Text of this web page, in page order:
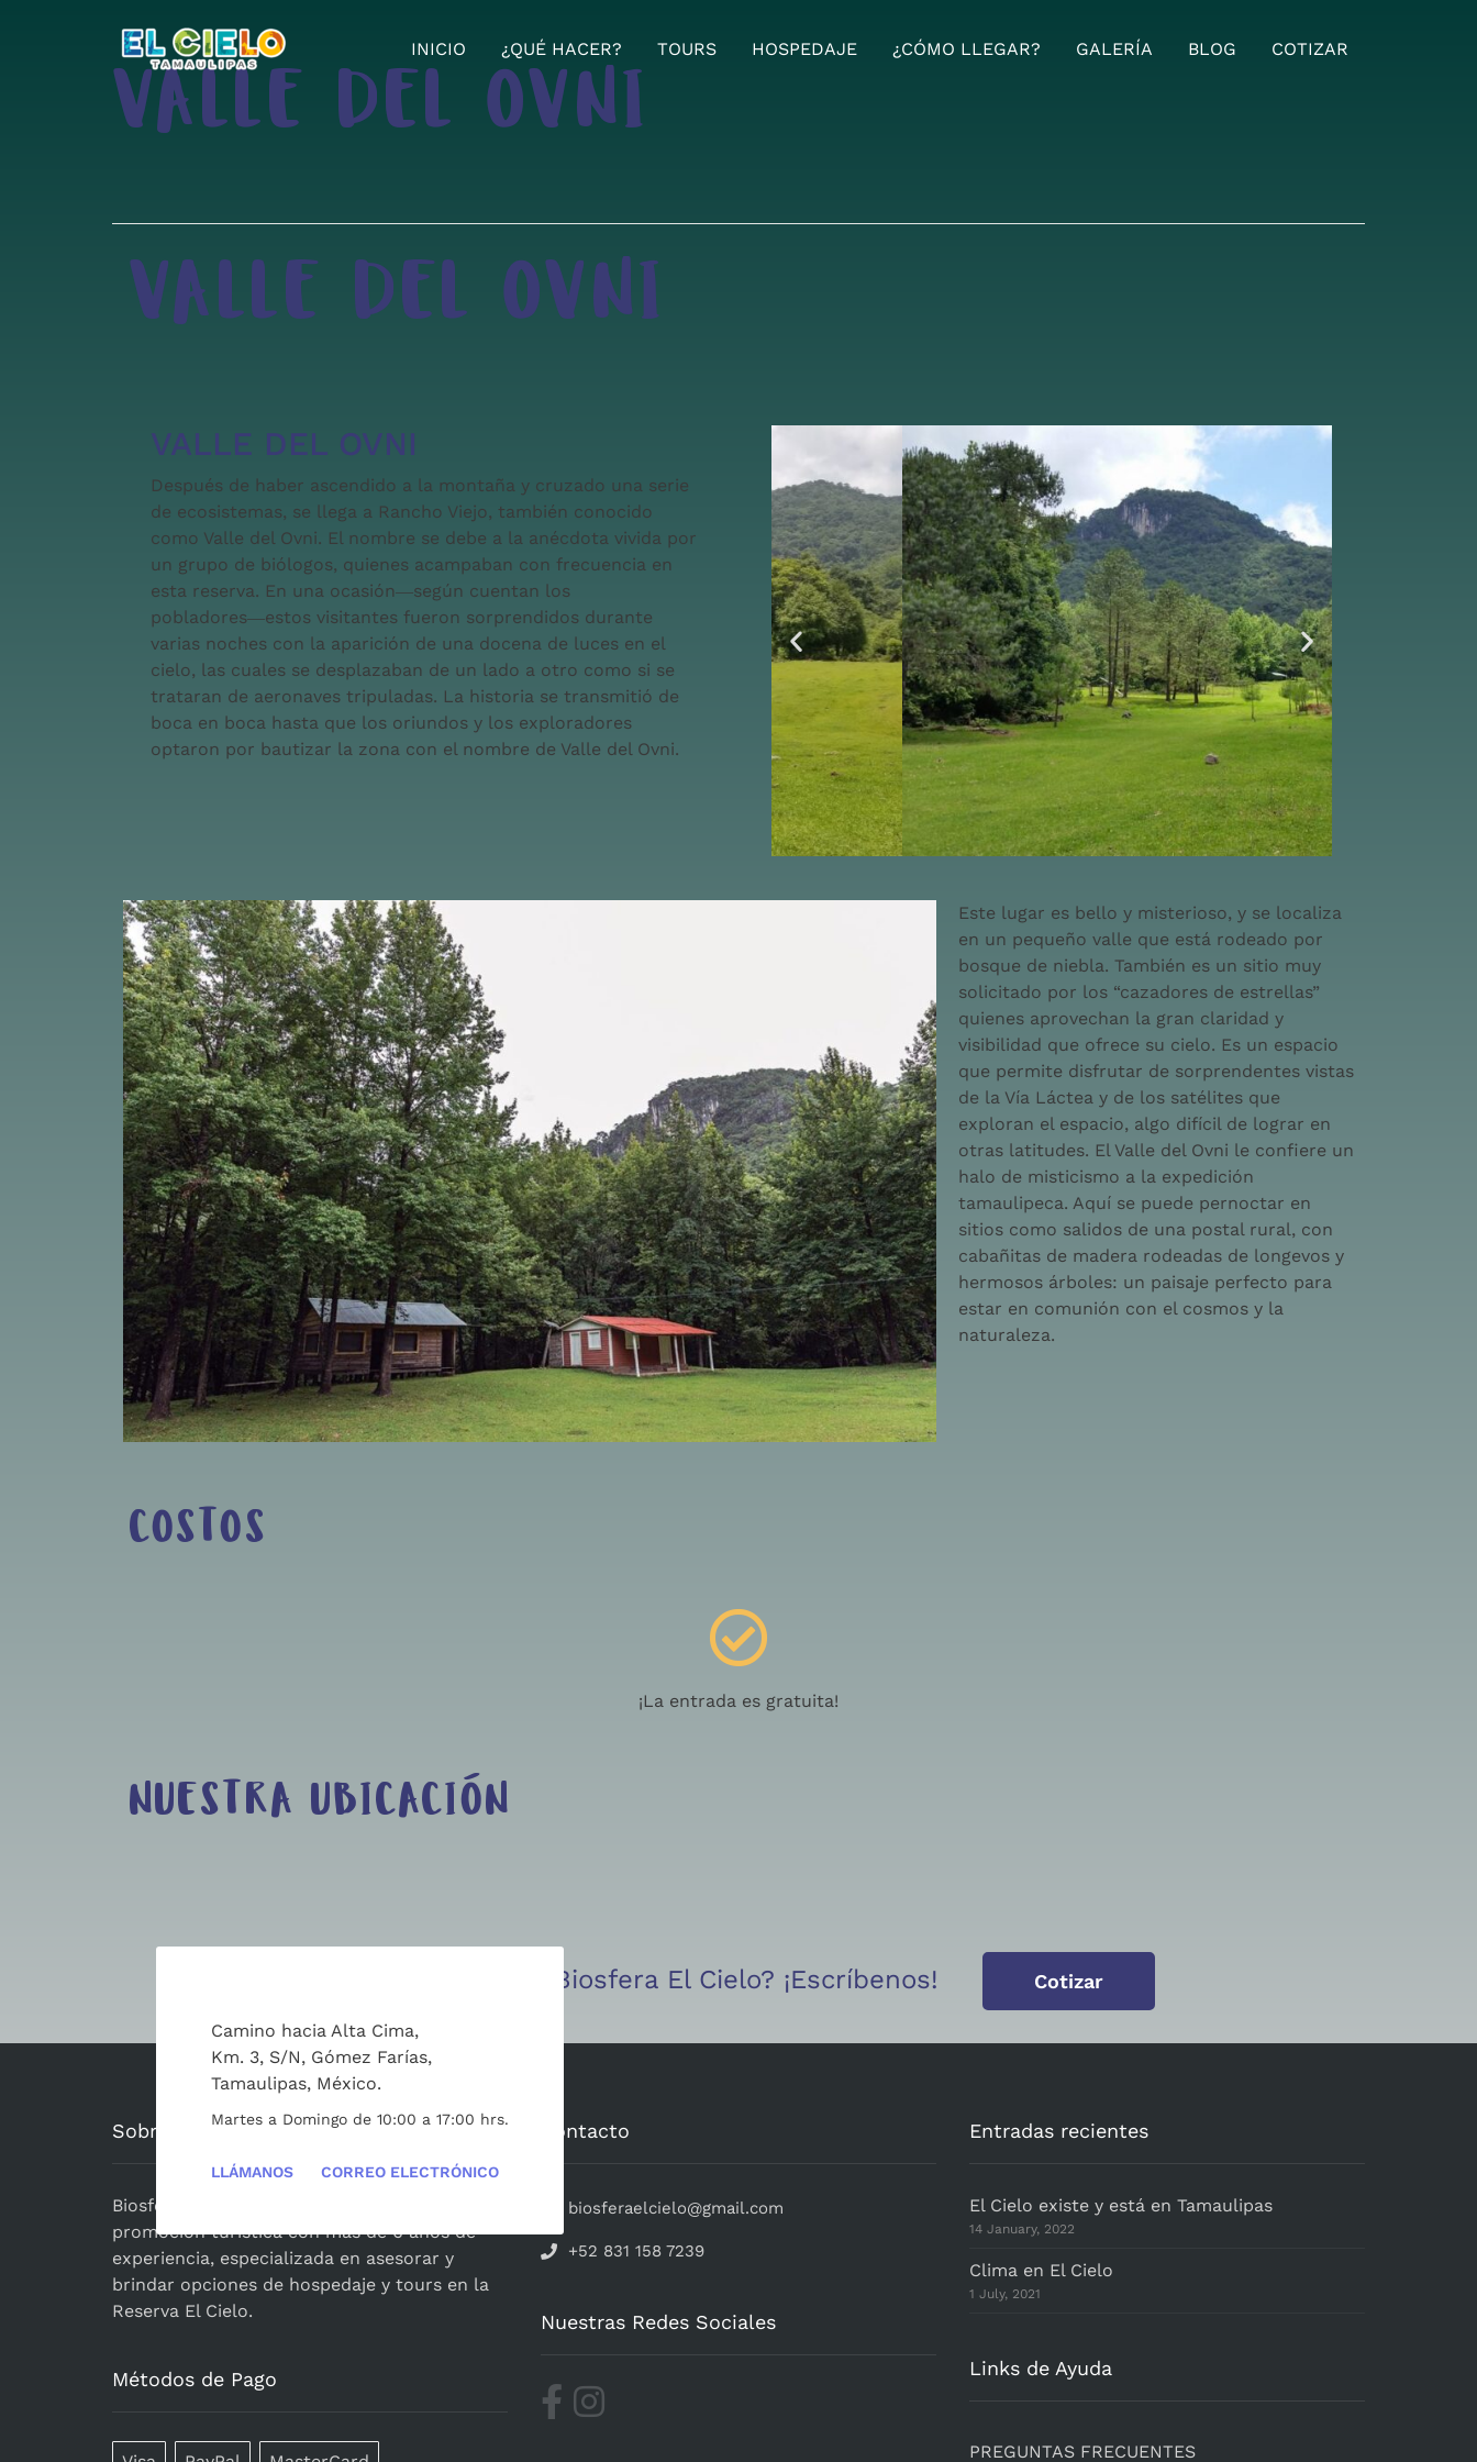
INICIO ¿QUÉ HACER? TOURS HOSPEDAJE ¿CÓMO LLEGAR? GALERÍA BLOG COTIZAR
VALLE DEL OVNI
VALLE DEL OVNI
VALLE DEL OVNI
Después de haber ascendido a la montaña y cruzado una serie
de ecosistemas, se llega a Rancho Viejo, también conocido
como Valle del Ovni. El nombre se debe a la anécdota vivida por
un grupo de biólogos, quienes acampaban con frecuencia en
esta reserva. En una ocasión―según cuentan los
pobladores―estos visitantes fueron sorprendidos durante
varias noches con la aparición de una docena de luces en el
cielo, las cuales se desplazaban de un lado a otro como si se
trataran de aeronaves tripuladas. La historia se transmitió de
boca en boca hasta que los oriundos y los exploradores
optaron por bautizar la zona con el nombre de Valle del Ovni.
Este lugar es bello y misterioso, y se localiza
en un pequeño valle que está rodeado por
bosque de niebla. También es un sitio muy
solicitado por los “cazadores de estrellas”
quienes aprovechan la gran claridad y
visibilidad que ofrece su cielo. Es un espacio
que permite disfrutar de sorprendentes vistas
de la Vía Láctea y de los satélites que
exploran el espacio, algo difícil de lograr en
otras latitudes. El Valle del Ovni le confiere un
halo de misticismo a la expedición
tamaulipeca. Aquí se puede pernoctar en
sitios como salidos de una postal rural, con
cabañitas de madera rodeadas de longevos y
hermosos árboles: un paisaje perfecto para
estar en comunión con el cosmos y la
naturaleza.
COSTOS
¡La entrada es gratuita!
NUESTRA UBICACIÓN
Camino hacia Alta Cima,
Km. 3, S/N, Gómez Farías,
Tamaulipas, México.
Martes a Domingo de 10:00 a 17:00 hrs.
LLÁMANOS CORREO ELECTRÓNICO
¿Quieres visitar la Biosfera El Cielo? ¡Escríbenos! Cotizar
Sobre Nosotros
BiosferaElCielo.com
promoción turistica con más de 6 años de
experiencia, especializada en asesorar y
brindar opciones de hospedaje y tours en la
Reserva El Cielo.
Métodos de Pago
Contacto
biosferaelcielo@gmail.com
+52 831 158 7239
Nuestras Redes Sociales
Entradas recientes
El Cielo existe y está en Tamaulipas
14 January, 2022
Clima en El Cielo
1 July, 2021
Links de Ayuda
PREGUNTAS FRECUENTES